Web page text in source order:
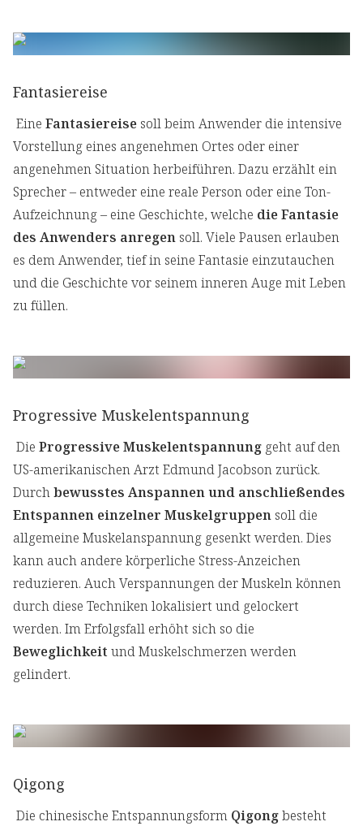
Fantasiereise
Eine Fantasiereise soll beim Anwender die intensive
Vorstellung eines angenehmen Ortes oder einer
angenehmen Situation herbeiführen. Dazu erzählt ein
Sprecher – entweder eine reale Person oder eine Ton-
Aufzeichnung – eine Geschichte, welche die Fantasie
des Anwenders anregen soll. Viele Pausen erlauben
es dem Anwender, tief in seine Fantasie einzutauchen
und die Geschichte vor seinem inneren Auge mit Leben
zu füllen.
Progressive Muskelentspannung
Die Progressive Muskelentspannung geht auf den
US-amerikanischen Arzt Edmund Jacobson zurück.
Durchbewusstes Anspannen und anschließendes
Entspannen einzelner Muskelgruppen soll die
allgemeine Muskelanspannung gesenkt werden. Dies
kann auch andere körperliche Stress-Anzeichen
reduzieren. Auch Verspannungen der Muskeln können
durch diese Techniken lokalisiert und gelockert
werden. Im Erfolgsfall erhöht sich so die
Beweglichkeit und Muskelschmerzen werden
gelindert.
Qigong
Die chinesische Entspannungsform Qigongbesteht